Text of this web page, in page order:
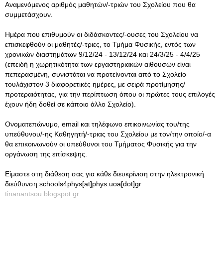
Αναμενόμενος αριθμός μαθητών/-τριών του Σχολείου που θα
συμμετάσχουν.
Ημέρα που επιθυμούν οι διδάσκοντες/-ουσες του Σχολείου να
επισκεφθούν οι μαθητές/-τριες, το Τμήμα Φυσικής, εντός των
χρονικών διαστημάτων 9/12/24 - 13/12/24 και 24/3/25 - 4/4/25
(επειδή η χωρητικότητα των εργαστηριακών αιθουσών είναι
πεπερασμένη, συνιστάται να προτείνονται από το Σχολείο
τουλάχιστον 3 διαφορετικές ημέρες, με σειρά προτίμησης/
προτεραιότητας, για την περίπτωση όπου οι πρώτες τους επιλογές
έχουν ήδη δοθεί σε κάποιο άλλο Σχολείο).
Ονοματεπώνυμο, email και τηλέφωνο επικοινωνίας του/της
υπεύθυνου/-ης Καθηγητή/-τριας του Σχολείου με τον/την οποίο/-α
θα επικοινωνούν οι υπεύθυνοι του Τμήματος Φυσικής για την
οργάνωση της επίσκεψης.
Είμαστε στη διάθεση σας για κάθε διευκρίνιση στην ηλεκτρονική
διεύθυνση schools4phys[at]phys.uoa[dot]gr
tinanantsou.blogspot.gr